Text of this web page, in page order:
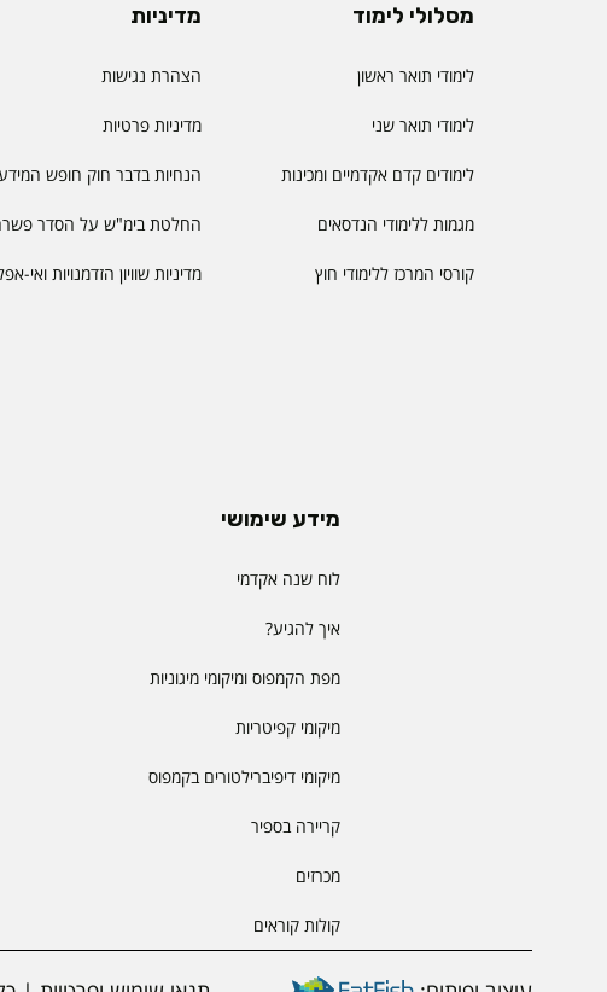
מסלולי לימוד
לימודי תואר ראשון
לימודי תואר שני
לימודים קדם אקדמיים ומכינות
מגמות ללימודי הנדסאים
קורסי המרכז ללימודי חוץ
מדיניות
הצהרת נגישות
מדיניות פרטיות
הנחיות בדבר חוק חופש המידע
החלטת בימ"ש על הסדר פשרה
מדיניות שוויון הזדמנויות ואי-
מידע שימושי
לוח שנה אקדמי
איך להגיע?
מפת הקמפוס ומיקומי מיגוניות
מיקומי קפיטריות
מיקומי דיפיברילטורים בקמפוס
קריירה בספיר
מכרזים
קולות קוראים